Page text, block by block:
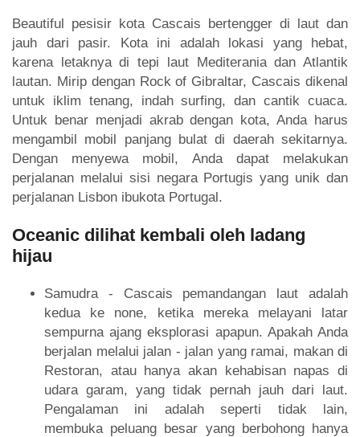
Beautiful pesisir kota Cascais bertengger di laut dan
jauh dari pasir. Kota ini adalah lokasi yang hebat,
karena letaknya di tepi laut Mediterania dan Atlantik
lautan. Mirip dengan Rock of Gibraltar, Cascais dikenal
untuk iklim tenang, indah surfing, dan cantik cuaca.
Untuk benar menjadi akrab dengan kota, Anda harus
mengambil mobil panjang bulat di daerah sekitarnya.
Dengan menyewa mobil, Anda dapat melakukan
perjalanan melalui sisi negara Portugis yang unik dan
perjalanan Lisbon ibukota Portugal.
Oceanic dilihat kembali oleh ladang
hijau
Samudra - Cascais pemandangan laut adalah
kedua ke none, ketika mereka melayani latar
sempurna ajang eksplorasi apapun. Apakah Anda
berjalan melalui jalan - jalan yang ramai, makan di
Restoran, atau hanya akan kehabisan napas di
udara garam, yang tidak pernah jauh dari laut.
Pengalaman ini adalah seperti tidak lain,
membuka peluang besar yang berbohong hanya